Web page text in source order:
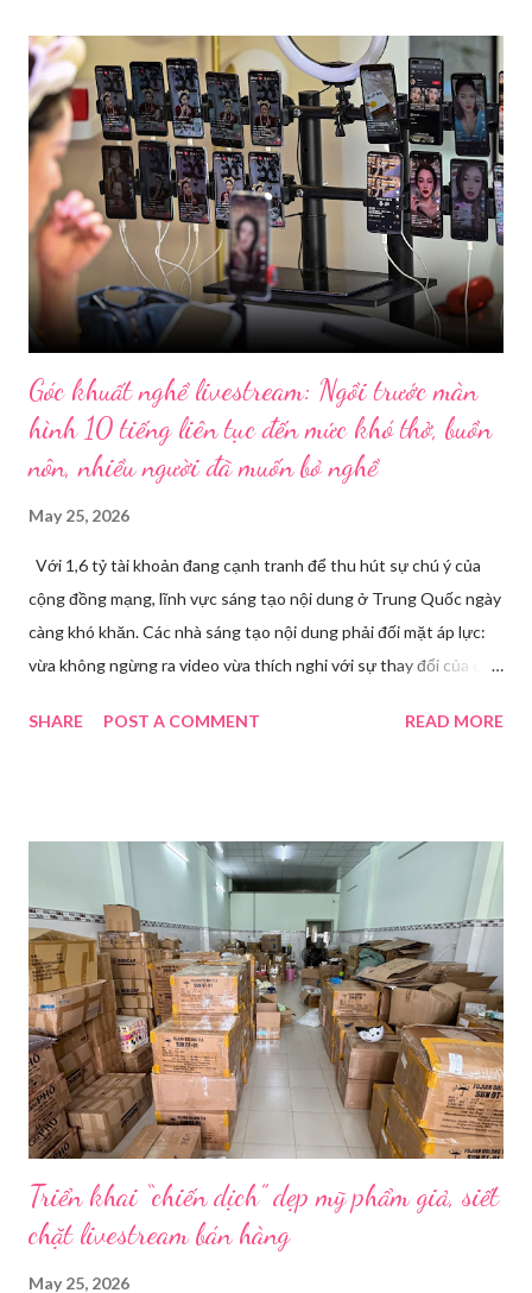
Góc khuất nghề livestream: Ngồi trước màn
hình 10 tiếng liên tục đến mức khó thở, buồn
nôn, nhiều người đã muốn bỏ nghề
May 25, 2026
Với 1,6 tỷ tài khoản đang cạnh tranh để thu hút sự chú ý của
cộng đồng mạng, lĩnh vực sáng tạo nội dung ở Trung Quốc ngày
càng khó khăn. Các nhà sáng tạo nội dung phải đối mặt áp lực:
vừa không ngừng ra video vừa thích nghi với sự thay đổi của các
Huawei tại Hội nghị Di động Thế giới tại Thượng Hải năm 2021.
thay đồ. Chỉ trong vài phút, phòng khách được sắp xếp lại. Hai
đèn chiếu ngược sáng bật lên. Một chiếc điện thoại được gắn cố
định. Cả ba người vào vị trí. Wu đã chuẩn bị sẵn lời thoại và trao
đổi trước cách diễn đạt với ông và mẹ, thậm chí còn bàn xem
dùng từ nào trong phương ngữ Thượng Hải nghe tự nhiên nhất
trên camera. Ông cô nhăn mặt khi nghe giải thích về Thế vận
hội Mùa đông. “Người già như tụi ông không hiểu mấy cái này...
SHARE POST A COMMENT READ MORE
Triển khai “chiến dịch” dẹp mỹ phẩm giả, siết
chặt livestream bán hàng
May 25, 2026